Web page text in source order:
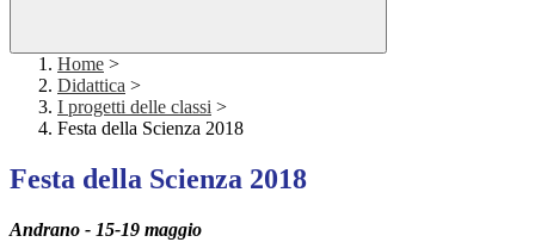
Home >
Didattica >
I progetti delle classi >
Festa della Scienza 2018
Festa della Scienza 2018
Andrano - 15-19 maggio